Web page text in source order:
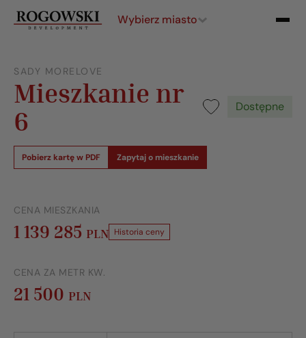
Wybierz miasto
SADY MORELOVE
Mieszkanie nr
6
Dostępne
Pobierz kartę w PDF Zapytaj o mieszkanie
CENA MIESZKANIA
1 139 285 PLN Historia ceny
CENA ZA METR KW.
21 500 PLN